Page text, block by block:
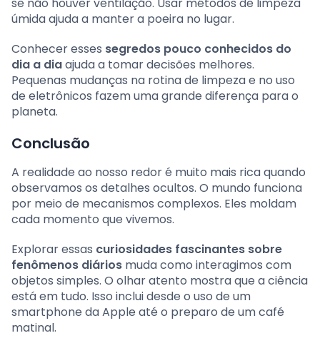
úmida ajuda a manter a poeira no lugar.
Conhecer esses segredos pouco conhecidos do
dia a diaajuda a tomar decisões melhores.
Pequenas mudanças na rotina de limpeza e no uso
de eletrônicos fazem uma grande diferença para o
planeta.
Conclusão
A realidade ao nosso redor é muito mais rica quando
observamos os detalhes ocultos. O mundo funciona
por meio de mecanismos complexos. Eles moldam
cada momento que vivemos.
Explorar essas curiosidades fascinantes sobre
fenômenos diários muda como interagimos com
objetos simples. O olhar atento mostra que a ciência
está em tudo. Isso inclui desde o uso de um
smartphone da Apple até o preparo de um café
matinal.